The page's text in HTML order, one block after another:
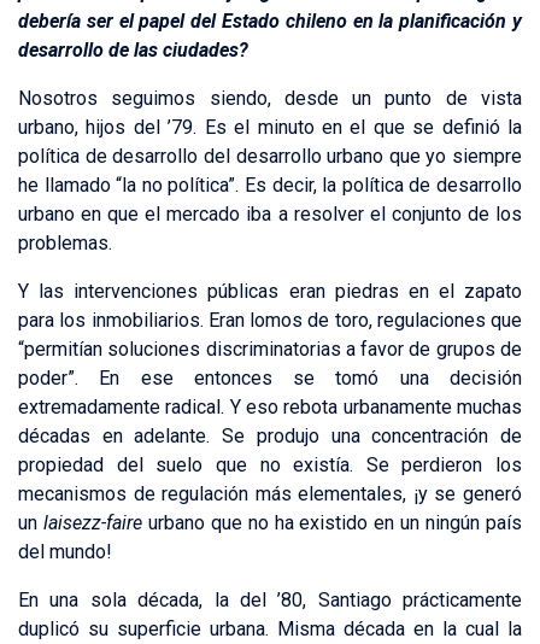
debería ser el papel del Estado chileno en la planificación y
desarrollo de las ciudades?
Nosotros seguimos siendo, desde un punto de vista
urbano, hijos del ’79. Es el minuto en el que se definió la
política de desarrollo del desarrollo urbano que yo siempre
he llamado “la no política”. Es decir, la política de desarrollo
urbano en que el mercado iba a resolver el conjunto de los
problemas.
Y las intervenciones públicas eran piedras en el zapato
para los inmobiliarios. Eran lomos de toro, regulaciones que
“permitían soluciones discriminatorias a favor de grupos de
poder”. En ese entonces se tomó una decisión
extremadamente radical. Y eso rebota urbanamente muchas
décadas en adelante. Se produjo una concentración de
propiedad del suelo que no existía. Se perdieron los
mecanismos de regulación más elementales, ¡y se generó
un laisezz-faire urbano que no ha existido en un ningún país
del mundo!
En una sola década, la del ’80, Santiago prácticamente
duplicó su superficie urbana. Misma década en la cual la